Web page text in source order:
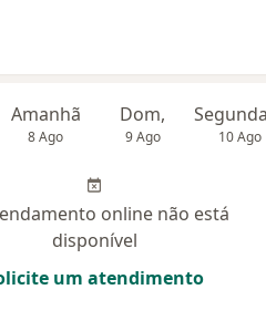
Amanhã
8 Ago
Dom,
9 Ago 10 Ago
online não está
disponível
um atendimento